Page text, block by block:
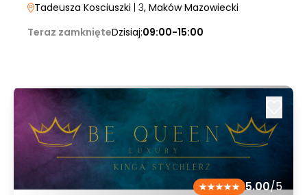
Tadeusza Kosciuszki | 3, Maków Mazowiecki
Teraz zamknięteDzisiaj:09:00-15:00
5.00/5